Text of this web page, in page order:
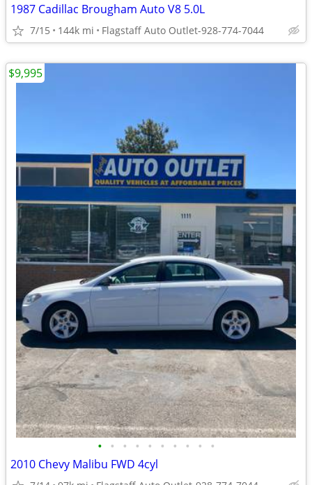
1987 Cadillac Brougham Auto V8 5.0L
7/15 144k mi Flagstaff Auto Outlet-928-774-7044
• • • • • • • • • •
2010 Chevy Malibu FWD 4cyl
$9,995